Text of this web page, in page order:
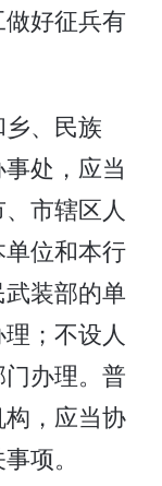
好征兵有
、民族
处，应当
市辖区人
位和本行
装部的单
；不设人
办理。普
，应当协
项。